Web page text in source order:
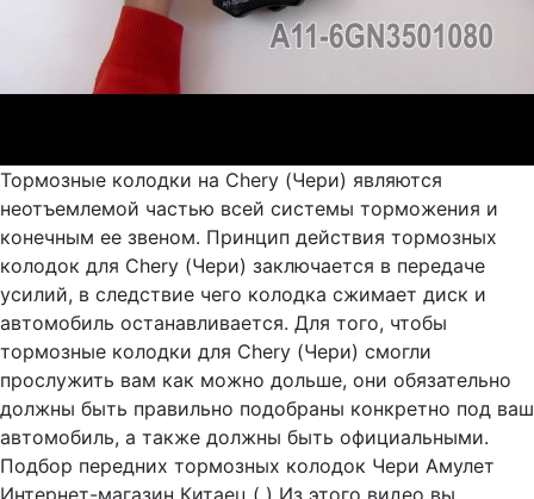
Тормозные колодки на Chery (Чери) являются
неотъемлемой частью всей системы торможения и
конечным ее звеном. Принцип действия тормозных
колодок для Chery (Чери) заключается в передаче
усилий, в следствие чего колодка сжимает диск и
автомобиль останавливается. Для того, чтобы
тормозные колодки для Chery (Чери) смогли
прослужить вам как можно дольше, они обязательно
должны быть правильно подобраны конкретно под ваш
автомобиль, а также должны быть официальными.
Подбор передних тормозных колодок Чери Амулет
Интернет-магазин Китаец ( ) Из этого видео вы...